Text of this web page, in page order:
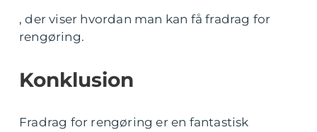
, der viser hvordan man kan få fradrag for
rengøring.
Konklusion
Fradrag for rengøring er en fantastisk